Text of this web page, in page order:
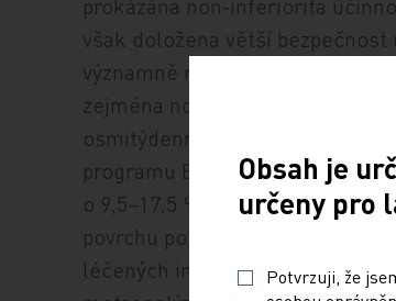
však doložena větší
významně menším výskytem
zejména nočních. U pacientů s
osmitýdenní titrace [7], dále už
programu EDITION byl
o 9,5–17,5 %. Tato skutečnost
povrchu podkožního depa
léčených inzulinem ve starším
Obsah je
určeny pro
Potvrzuji, že